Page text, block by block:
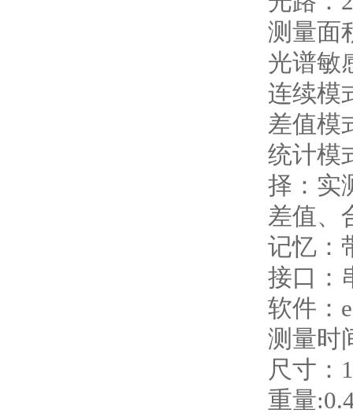
测量面
光谱敏
连续模
差值模
统计模
择：实
差值、
记忆：
接口：
软件：
测量时
尺寸：
重量